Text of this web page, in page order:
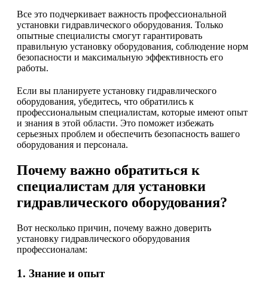
Все это подчеркивает важность профессиональной
установки гидравлического оборудования. Только
опытные специалисты смогут гарантировать
правильную установку оборудования, соблюдение норм
безопасности и максимальную эффективность его
работы.
Если вы планируете установку гидравлического
оборудования, убедитесь, что обратились к
профессиональным специалистам, которые имеют опыт
и знания в этой области. Это поможет избежать
серьезных проблем и обеспечить безопасность вашего
оборудования и персонала.
Почему важно обратиться к
специалистам для установки
гидравлического оборудования?
Вот несколько причин, почему важно доверить
установку гидравлического оборудования
профессионалам:
1. Знание и опыт